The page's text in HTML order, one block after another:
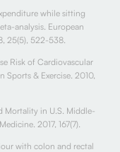
while sitting
analysis. European
25(5), 522-538.
Risk of Cardiovascular
Sports & Exercise. 2010,
Mortality in U.S. Middle-
2017, 167(7).
with colon and rectal